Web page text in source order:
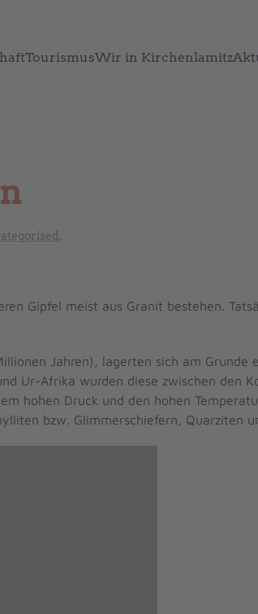
TourismusWir in Kirchenlamitz
.
Gipfel meist aus Granit bestehen.
Jahren), lagerten sich am Grunde
Ur-Afrika wurden diese zwischen den
hohen Druck und den hohen
bzw. Glimmerschiefern, Quarziten